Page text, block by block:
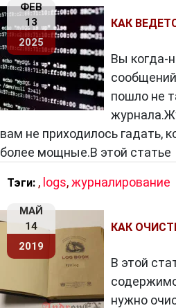
ФЕВ
13
2025
КАК
Вы когда-
пошло не
вам не приходилось гадать,
более мощные.В этой статье
Тэги: , logs,журналирование
МАЙ
14
2019
КАК
В этой
нужно